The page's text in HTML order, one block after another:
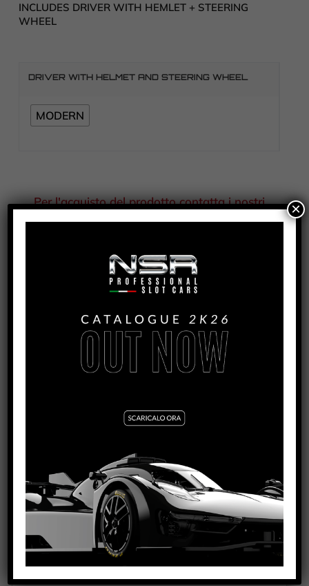
INCLUDES DRIVER WITH HEMLET + STEERING
WHEEL
DRIVER WITH HELMET AND STEERING WHEEL
MODERN
Per l'acquisto del prodotto contatta i nostri
ABITACOLI E ACCESSORI
PRODOTTI CORRELATI
VEDI IL PRODOTTO
0105/0106
MOSLER MT900R – BLANCPAIN SPRINT SERIES
×